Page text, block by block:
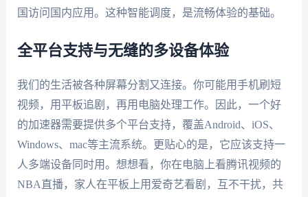
国访问国内应用。这种智能调度，是流畅体验的基础。
全平台支持与无缝的多设备体验
我们的生活被各种屏幕分割又连接。你可能用手机刷短
视频，用平板追剧，再用电脑处理工作。因此，一个好
的加速器需要提供多个平台支持，覆盖Android、iOS、
Windows、mac等主流系统。更贴心的是，它应该支持一
人多端设备同时用。想想看，你在电脑上看腾讯视频的
NBA直播，家人在平板上用爱奇艺看剧，互不干扰，共